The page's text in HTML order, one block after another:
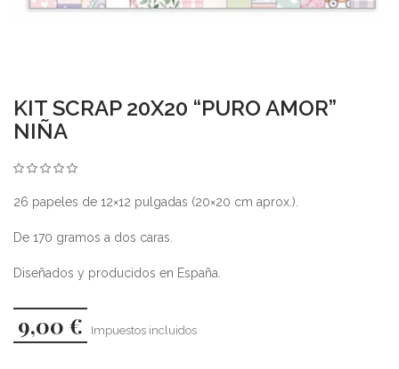
KIT SCRAP 20X20 “PURO AMOR”
NIÑA
26 papeles de 12×12 pulgadas (20×20 cm aprox.).
De 170 gramos a dos caras.
Diseñados y producidos en España.
9,00 € Impuestos incluidos